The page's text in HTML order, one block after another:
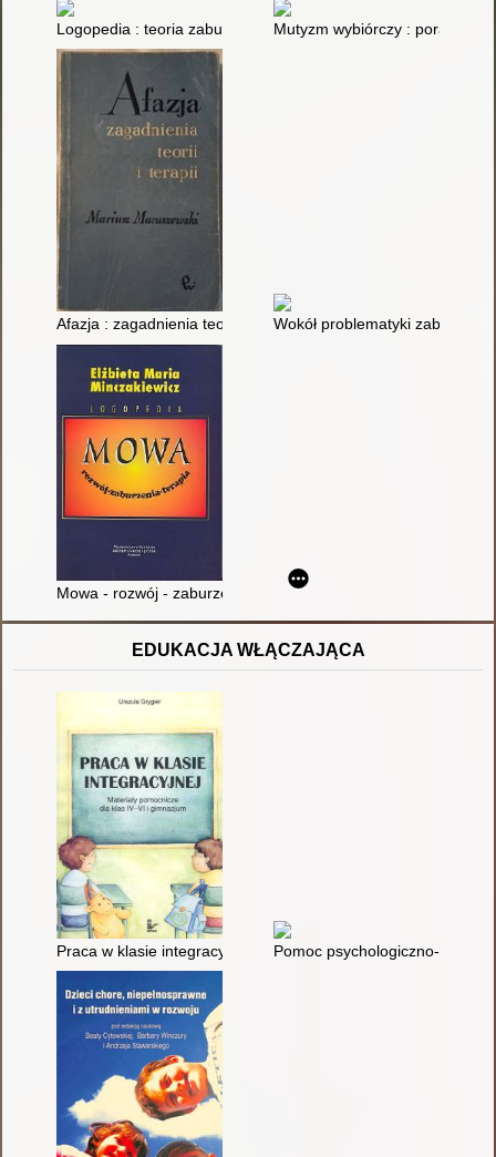
Logopedia : teoria zaburzeń mowyMutyzm wybiórczy : poradnik
Afazja : zagadnienia teorii i terapiiWokół problematyki zaburzeń
Mowa - rozwój - zaburzenia - terapia
EDUKACJA WŁĄCZAJĄCA
Praca w klasie integracyjnej : materiały pomocnicze dla
Pomoc psychologiczno-